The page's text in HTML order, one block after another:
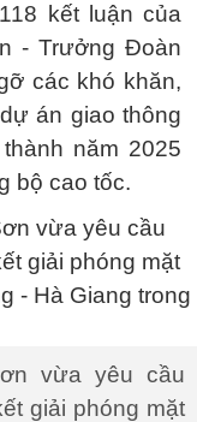
kết luận của
- Trưởng Đoàn
các khó khăn,
án giao thông
năm 2025
bộ cao tốc.
vừa yêu cầu
giải phóng mặt